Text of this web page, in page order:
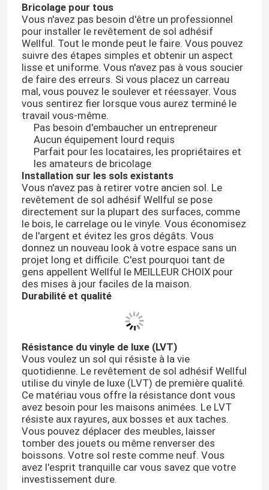
Contact
Demande de soumission
Film décoratif de PVC
Film d'impression de PVC
Le PVC a stratifié le film
Film auto-adhésif de PVC
Film en bois de PVC de grain
film de meubles de PVC
plancher de planche de PVC
Plancher de vinyle de peau et de bâton
Plancher en bois de vinyle
Bricolage pour tous
Vous n'avez pas besoin d'être un professionnel
pour installer le revêtement de sol adhésif
Wellful. Tout le monde peut le faire. Vous pouvez
suivre des étapes simples et obtenir un aspect
lisse et uniforme. Vous n'avez pas à vous soucier
de faire des erreurs. Si vous placez un carreau
mal, vous pouvez le soulever et réessayer. Vous
vous sentirez fier lorsque vous aurez terminé le
travail vous-même.
Pas besoin d'embaucher un entrepreneur
Aucun équipement lourd requis
Parfait pour les locataires, les propriétaires et
les amateurs de bricolage
Installation sur les sols existants
Vous n'avez pas à retirer votre ancien sol. Le
revêtement de sol adhésif Wellful se pose
directement sur la plupart des surfaces, comme
le bois, le carrelage ou le vinyle. Vous économisez
de l'argent et évitez les gros dégâts. Vous
donnez un nouveau look à votre espace sans un
projet long et difficile. C'est pourquoi tant de
gens appellent Wellful le MEILLEUR CHOIX pour
des mises à jour faciles de la maison.
Durabilité et qualité
Résistance du vinyle de luxe (LVT)
Vous voulez un sol qui résiste à la vie
quotidienne. Le revêtement de sol adhésif Wellful
utilise du vinyle de luxe (LVT) de première qualité.
Ce matériau vous offre la résistance dont vous
avez besoin pour les maisons animées. Le LVT
résiste aux rayures, aux bosses et aux taches.
Vous pouvez déplacer des meubles, laisser
tomber des jouets ou même renverser des
boissons. Votre sol reste comme neuf. Vous
avez l'esprit tranquille car vous savez que votre
investissement dure.